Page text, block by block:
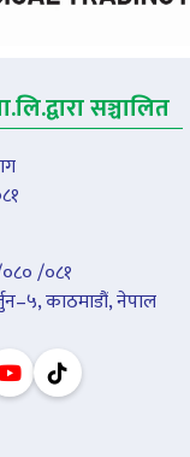
सञ्चालित
/०८१
काठमाडौं, नेपाल